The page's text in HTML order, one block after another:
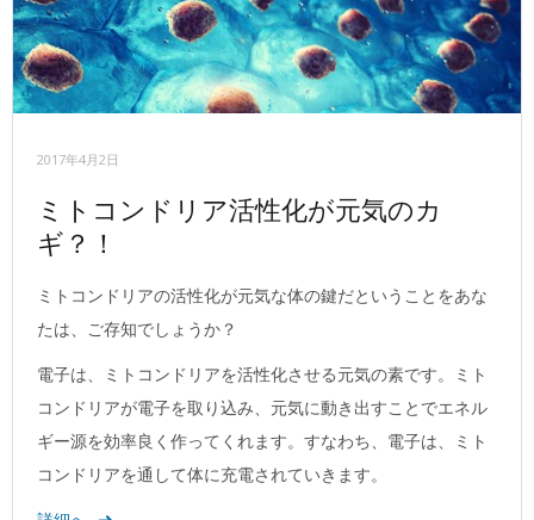
2017年4月2日
ミトコンドリア活性化が元気のカ
ギ？！
ミトコンドリアの活性化が元気な体の鍵だということをあな
たは、ご存知でしょうか？
電子は、ミトコンドリアを活性化させる元気の素です。ミト
コンドリアが電子を取り込み、元気に動き出すことでエネル
ギー源を効率良く作ってくれます。すなわち、電子は、ミト
コンドリアを通して体に充電されていきます。